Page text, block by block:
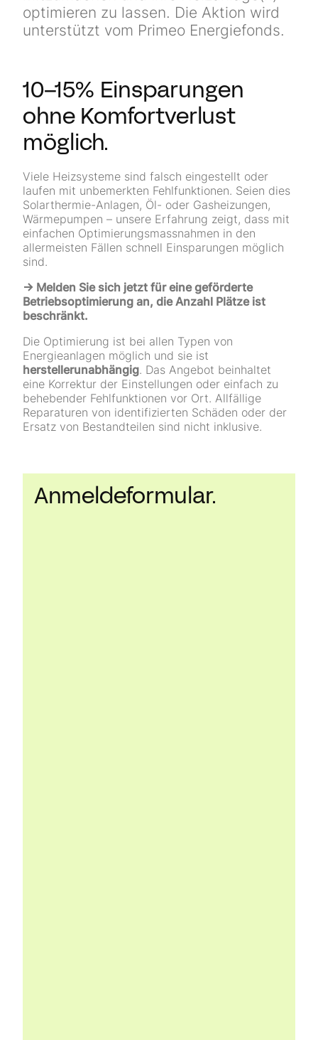
optimieren zu lassen. Die Aktion wird
unterstützt vom Primeo Energiefonds.
10–15% Einsparungen
ohne Komfortverlust
möglich.
Viele Heizsysteme sind falsch eingestellt oder
laufen mit unbemerkten Fehlfunktionen. Seien dies
Solarthermie-Anlagen, Öl- oder Gasheizungen,
Wärmepumpen – unsere Erfahrung zeigt, dass mit
einfachen Optimierungsmassnahmen in den
allermeisten Fällen schnell Einsparungen möglich
sind.
→ Melden Sie sich jetzt für eine geförderte
Betriebsoptimierung an, die Anzahl Plätze ist
beschränkt.
Die Optimierung ist bei allen Typen von
Energieanlagen möglich und sie ist
herstellerunabhängig. Das Angebot beinhaltet
eine Korrektur der Einstellungen oder einfach zu
behebender Fehlfunktionen vor Ort. Allfällige
Reparaturen von identifizierten Schäden oder der
Ersatz von Bestandteilen sind nicht inklusive.
Anmeldeformular.